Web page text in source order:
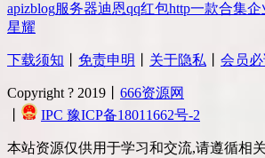
apizblog服务器迪恩qq红包http一款合集企
星耀
下载须知 免责申明 关于隐私 会员
Copyright ? 2019丨 666资源网
IPC 豫ICP备18011662号-2
本站资源仅供用于学习和交流,请遵循相